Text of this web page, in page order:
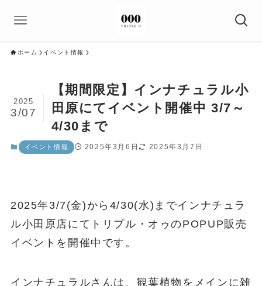
ホーム イベント情報
【期間限定】インナチュラル小
田原にてイベント開催中 3/7～
4/30まで
2025
3/07
イベント情報 2025年3月6日 2025年3月7日
2025年3/7(金)から4/30(水)までインナチュラ
ル小田原店にてトリプル・オゥのPOPUP販売
イベントを開催中です。
インナチュラルさんは、観葉植物をメインに雑